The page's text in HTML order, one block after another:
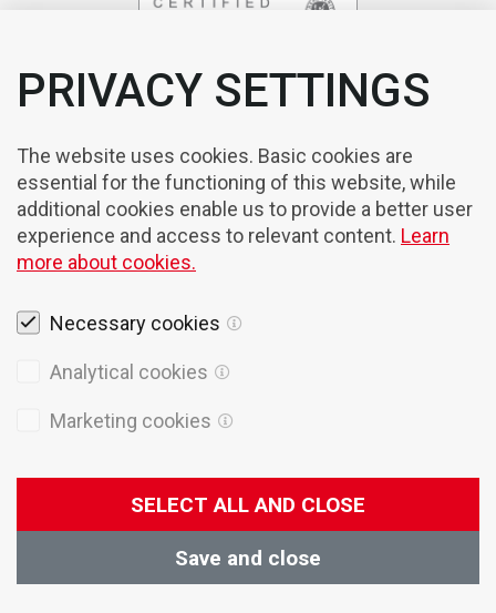
PRIVACY SETTINGS
The website uses cookies. Basic cookies are
essential for the functioning of this website, while
additional cookies enable us to provide a better user
experience and access to relevant content. Learn
more about cookies.
Necessary cookies
Analytical cookies
Marketing cookies
SELECT ALL AND CLOSE
Save and close